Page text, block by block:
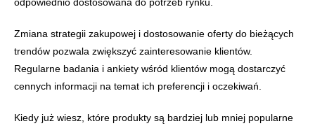
Zmiana strategii zakupowej i dostosowanie oferty do bieżących
trendów pozwala zwiększyć zainteresowanie klientów.
Regularne badania i ankiety wśród klientów mogą dostarczyć
cennych informacji na temat ich preferencji i oczekiwań.
Kiedy już wiesz, które produkty są bardziej lub mniej popularne